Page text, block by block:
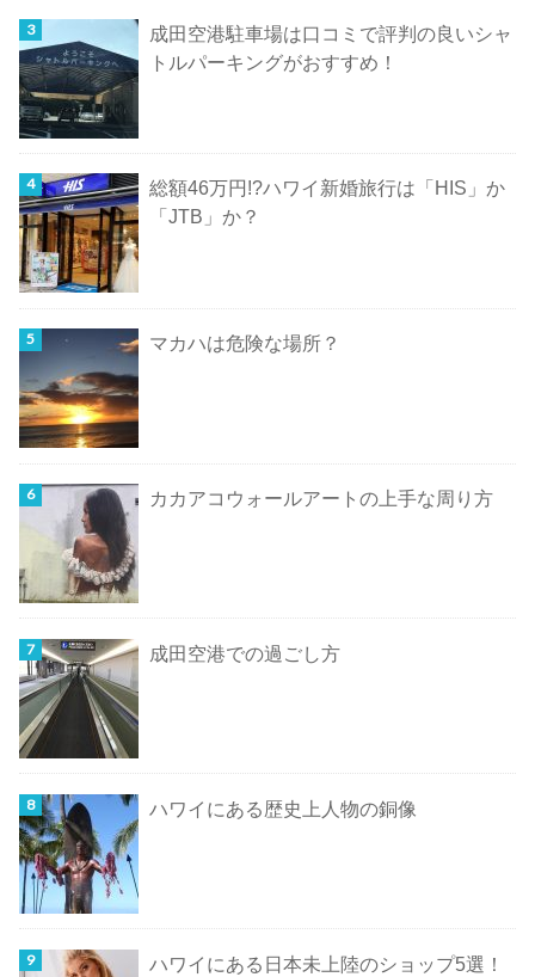
成田空港駐車場は口コミで評判の良いシャ
トルパーキングがおすすめ！
総額46万円!?ハワイ新婚旅行は「HIS」か
「JTB」か？
マカハは危険な場所？
カカアコウォールアートの上手な周り方
成田空港での過ごし方
ハワイにある歴史上人物の銅像
ハワイにある日本未上陸のショップ5選！